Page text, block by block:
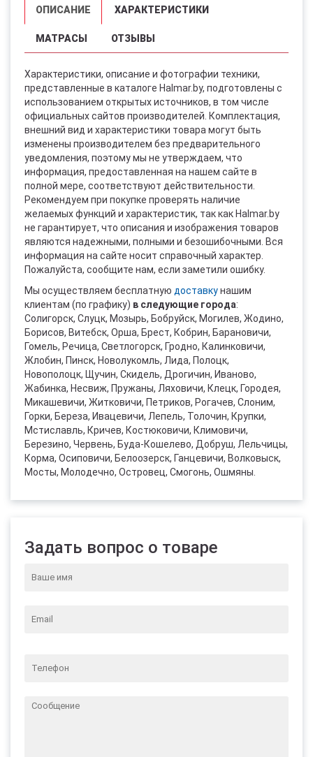
ОПИСАНИЕ ХАРАКТЕРИСТИКИ
МАТРАСЫ ОТЗЫВЫ
Характеристики, описание и фотографии техники,
представленные в каталоге Halmar.by, подготовлены с
использованием открытых источников, в том числе
официальных сайтов производителей. Комплектация,
внешний вид и характеристики товара могут быть
изменены производителем без предварительного
уведомления, поэтому мы не утверждаем, что
информация, предоставленная на нашем сайте в
полной мере, соответствуют действительности.
Рекомендуем при покупке проверять наличие
желаемых функций и характеристик, так как Halmar.by
не гарантирует, что описания и изображения товаров
являются надежными, полными и безошибочными. Вся
информация на сайте носит справочный характер.
Пожалуйста, сообщите нам, если заметили ошибку.
Мы осуществляем бесплатную доставкунашим
клиентам (по графику) в следующие города:
Солигорск, Слуцк, Мозырь, Бобруйск, Могилев, Жодино,
Борисов, Витебск, Орша, Брест, Кобрин, Барановичи,
Гомель, Речица, Светлогорск, Гродно, Калинковичи,
Жлобин, Пинск, Новолукомль, Лида, Полоцк,
Новополоцк, Щучин, Скидель, Дрогичин, Иваново,
Жабинка, Несвиж, Пружаны, Ляховичи, Клецк, Городея,
Микашевичи, Житковичи, Петриков, Рогачев, Слоним,
Горки, Береза, Ивацевичи, Лепель, Толочин, Крупки,
Мстиславль, Кричев, Костюковичи, Климовичи,
Березино, Червень, Буда-Кошелево, Добруш, Лельчицы,
Корма, Осиповичи, Белоозерск, Ганцевичи, Волковыск,
Мосты, Молодечно, Островец, Смогонь, Ошмяны.
Задать вопрос о товаре